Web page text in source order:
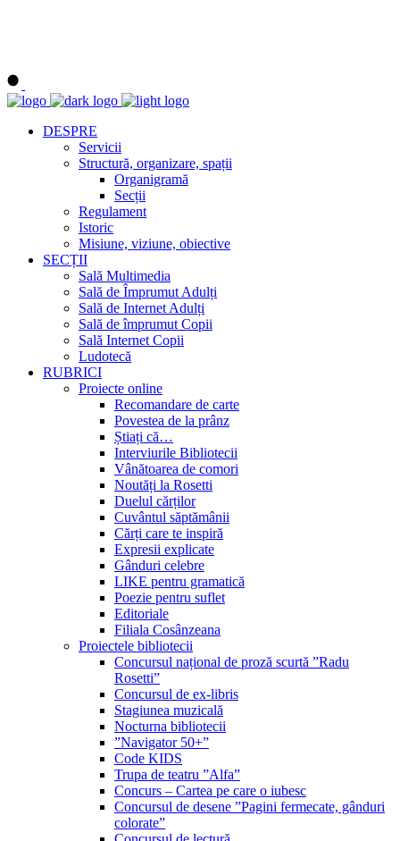
DESPRE
Servicii
Structură, organizare, spații
Organigramă
Secții
Regulament
Istoric
Misiune, viziune, obiective
SECȚII
Sală Multimedia
Sală de Împrumut Adulți
Sală de Internet Adulți
Sală de împrumut Copii
Sală Internet Copii
Ludotecă
RUBRICI
Proiecte online
Recomandare de carte
Povestea de la prânz
Știați că…
Interviurile Bibliotecii
Vânătoarea de comori
Noutăți la Rosetti
Duelul cărților
Cuvântul săptămânii
Cărți care te inspiră
Expresii explicate
Gânduri celebre
LIKE pentru gramatică
Poezie pentru suflet
Editoriale
Filiala Cosânzeana
Proiectele bibliotecii
Concursul național de proză scurtă ”Radu
Rosetti”
Concursul de ex-libris
Stagiunea muzicală
Nocturna bibliotecii
”Navigator 50+”
Code KIDS
Trupa de teatru ”Alfa”
Concurs – Cartea pe care o iubesc
Concursul de desene ”Pagini fermecate, gânduri
colorate”